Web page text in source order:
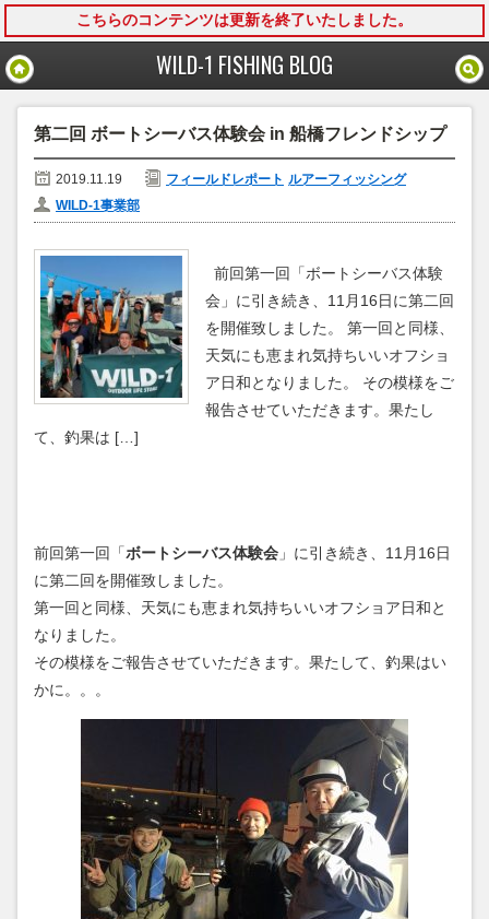
こちらのコンテンツは更新を終了いたしました。
WILD-1 FISHING BLOG
第二回 ボートシーバス体験会 in 船橋フレンドシップ
2019.11.19 フィールドレポート ルアーフィッシング
WILD-1事業部
前回第一回「ボートシーバス体験
会」に引き続き、11月16日に第二回
を開催致しました。 第一回と同様、
天気にも恵まれ気持ちいいオフショ
ア日和となりました。 その模様をご
報告させていただきます。果たし
て、釣果は […]
前回第一回「ボートシーバス体験会 」に引き続き、11月16日
に第二回を開催致しました。
第一回と同様、天気にも恵まれ気持ちいいオフショア日和と
なりました。
その模様をご報告させていただきます。果たして、釣果はい
かに。。。
モバイル PC